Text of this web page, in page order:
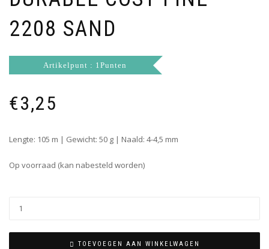
2208 SAND
Artikelpunt : 1Punten
€3,25
Lengte: 105 m | Gewicht: 50 g | Naald: 4-4,5 mm
Op voorraad (kan nabesteld worden)
TOEVOEGEN AAN WINKELWAGEN